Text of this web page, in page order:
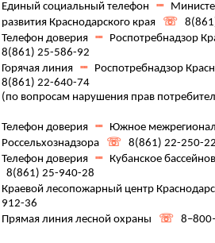
Единый социальный телефон ┉
развития Краснодарского края
☏
Телефон доверия ┉ Роспотребнадзор
8(861) 25-586-92
Горячая линия ┉ Роспотребнадзор
8(861) 22-640-74
(по вопросам нарушения прав
Телефон доверия ┉ Южное
Россельхознадзора
☏ 8(861) 22-250-22
Телефон доверия ┉ Кубанское
8(861) 25-940-28
Краевой лесопожарный центр
912-36
Прямая линия лесной охраны
☏